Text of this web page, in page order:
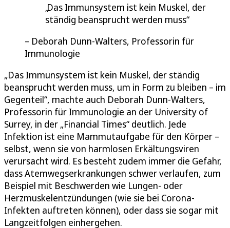
Das Immunsystem ist kein Muskel, der
ständig beansprucht werden muss
Deborah Dunn-Walters, Professorin für
Immunologie
„Das Immunsystem ist kein Muskel, der ständig
beansprucht werden muss, um in Form zu bleiben – im
Gegenteil“, machte auch Deborah Dunn-Walters,
Professorin für Immunologie an der University of
Surrey, in der „Financial Times“ deutlich. Jede
Infektion ist eine Mammutaufgabe für den Körper –
selbst, wenn sie von harmlosen Erkältungsviren
verursacht wird. Es besteht zudem immer die Gefahr,
dass Atemwegserkrankungen schwer verlaufen, zum
Beispiel mit Beschwerden wie Lungen- oder
Herzmuskelentzündungen (wie sie bei Corona-
Infekten auftreten können), oder dass sie sogar mit
Langzeitfolgen einhergehen.